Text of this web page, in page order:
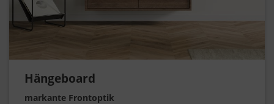
Hängeboard
markante Frontoptik